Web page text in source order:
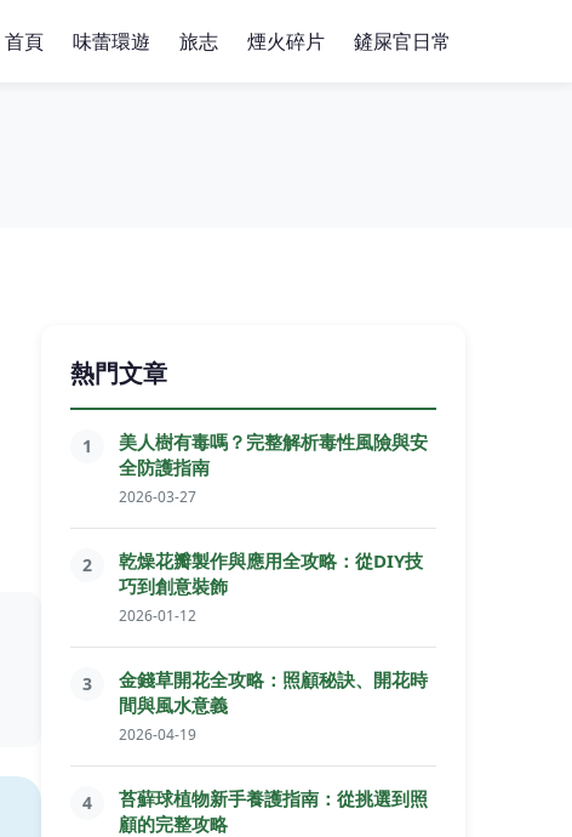
首頁 味蕾環遊 旅志 煙火碎片 鏟屎官日常
熱門文章
1
美人樹有毒嗎？完整解析毒性風險與安
全防護指南
2026-03-27
2
乾燥花瓣製作與應用全攻略：從DIY技
巧到創意裝飾
2026-01-12
3
金錢草開花全攻略：照顧秘訣、開花時
間與風水意義
2026-04-19
4
苔蘚球植物新手養護指南：從挑選到照
顧的完整攻略